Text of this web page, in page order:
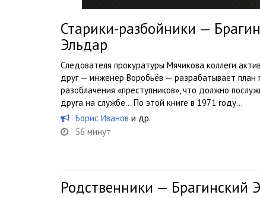
Старики-разбойники —
Эльдар
Следователя прокуратуры Мячикова коллеги
друг — инженер Воробьёв — разрабатывает план
разоблачения «преступников», что должно
друга на службе… По этой книге в 1971 году...
Борис Иванов и др.
56 минут
Родственники — Брагинский